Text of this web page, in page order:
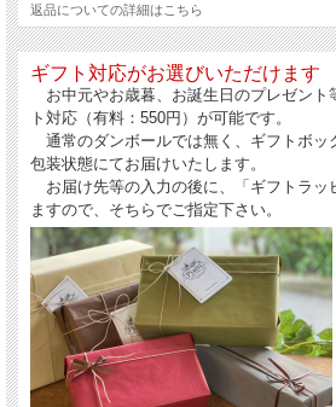
レモンフレーバー・オリーブオイル
古くはオリーブオイルの搾油機を洗浄するために
知恵の賜物です。
後からエッセンスを加えるものとは異なり、自然
また、果汁が入っていないので腐らず日持ちがし
るスグレモノです。
※ボトル及びラベルデザインは旧
で、最新のものとは異なります。
返品についての詳細はこちら
ギフト対応がお選びいただけます
お中元やお歳暮、お誕生日のプレゼント
ト対応（有料：550円）が可能です。
通常のダンボールでは無く、ギフトボッ
包装状態にてお届けいたします。
お届け先等の入力の後に、「ギフトラッ
ますので、そちらでご指定下さい。